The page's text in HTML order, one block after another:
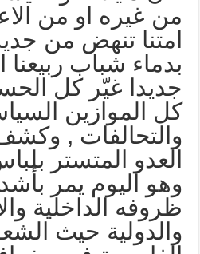
غيره او من
تنهض من
شباب ربيعنا
غيّر كل
الموازين
, وكشف
المتستر بلباس
اليوم يمر بأشد
الداخلية
حيث